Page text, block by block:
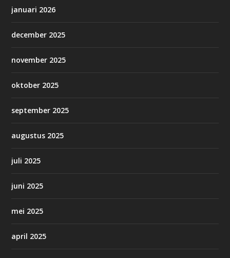
januari 2026
december 2025
november 2025
oktober 2025
september 2025
augustus 2025
juli 2025
juni 2025
mei 2025
april 2025